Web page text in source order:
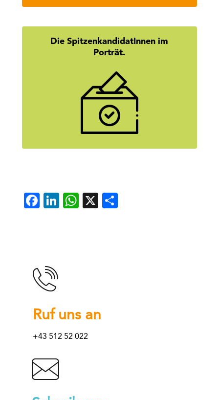
Die SpitzenkandidatInnen im
Porträt.
Wer steckt hinter den Namen? Hier
geht’s zu den Homestories unserer
SpitzenkandidatInnen.
mehr erfahren
Facebook
LinkedIn
WhatsApp
X
Ruf uns an
+43 512 52 022